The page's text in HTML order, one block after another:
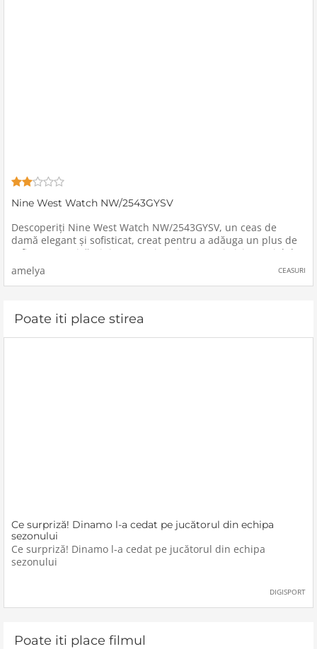
Nine West Watch NW/2543GYSV
Descoperiți Nine West Watch NW/2543GYSV, un ceas de
damă elegant și sofisticat, creat pentru a adăuga un plus de
rafinament oricărei ținute.Design și CaracteristiciMaterialul
Căpciorului: Confecționat din aliaj de înaltă calitate
amelya CEASURI
Poate iti place stirea
Ce surpriză! Dinamo l-a cedat pe jucătorul din echipa
sezonului
Ce surpriză! Dinamo l-a cedat pe jucătorul din echipa
sezonului
DIGISPORT
Poate iti place filmul